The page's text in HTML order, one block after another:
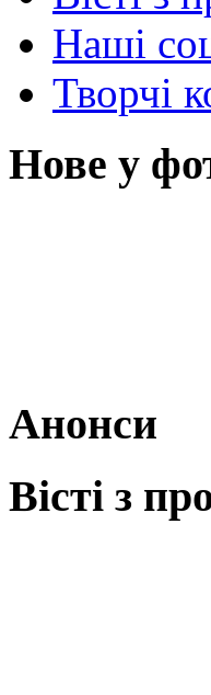
Наші
Творчі
Нове у
Анонси
Вісті з